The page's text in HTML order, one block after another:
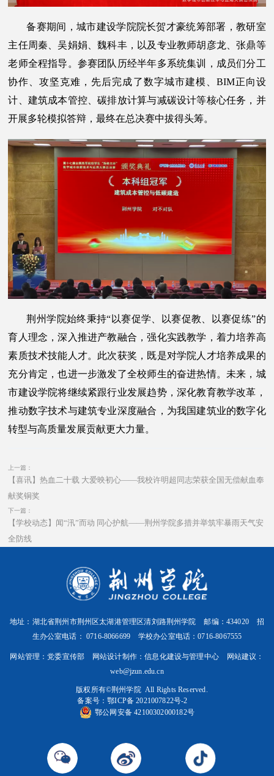
备赛期间，城市建设学院院长贺才豪统筹部署，教研室
主任周秦、吴娟娟、魏科丰，以及专业教师胡彦龙、张鼎等
老师全程指导。参赛团队历经半年多系统集训，成员们分工
协作、攻坚克难，先后完成了数字城市建模、BIM正向设
计、建筑成本管控、碳排放计算与减碳设计等核心任务，并
开展多轮模拟答辩，最终在总决赛中拔得头筹。
荆州学院始终秉持“以赛促学、以赛促教、以赛促练”的
育人理念，深入推进产教融合，强化实践教学，着力培养高
素质技术技能人才。此次获奖，既是对学院人才培养成果的
充分肯定，也进一步激发了全校师生的奋进热情。未来，城
市建设学院将继续紧跟行业发展趋势，深化教育教学改革，
推动数字技术与建筑专业深度融合，为我国建筑业的数字化
转型与高质量发展贡献更大力量。
上一篇：
【喜讯】热血二十载 大爱映初心——我校许明超同志荣获全国无偿献血奉
献奖铜奖
下一篇：
【学校动态】闻“汛”而动 同心护航——荆州学院多措并举筑牢暴雨天气安
全防线
地址：湖北省荆州市荆州区太湖港管理区清刘路荆州学院 邮编：434020 招
生办公室电话： 0716-8066699 学校办公室电话：0716-8067555
网站管理：党委宣传部 网站设计制作：信息化建设与管理中心 网站建议：
web@jzun.edu.cn
版权所有©️荆州学院 All Rights Reserved.
备案号：鄂ICP备 2021007822号-2
鄂公网安备 42100302000182号